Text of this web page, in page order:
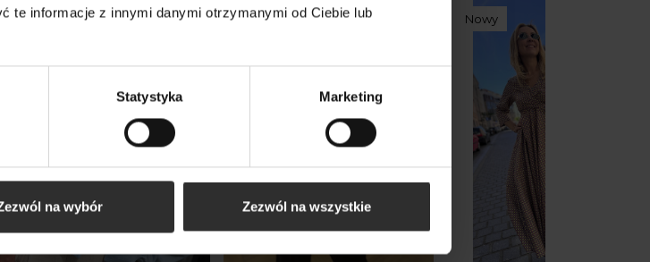
te informacje z innymi danymi otrzymanymi od Ciebie lub
Statystyka Marketing
na wybór Zezwól na wszystkie
Nowy Nowy